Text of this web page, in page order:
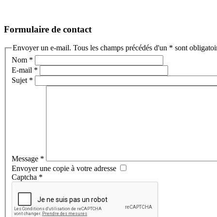
Formulaire de contact
Envoyer un e-mail. Tous les champs précédés d'un * sont
Nom *
E-mail *
Sujet *
Message *
Envoyer une copie à votre adresse
Captcha *